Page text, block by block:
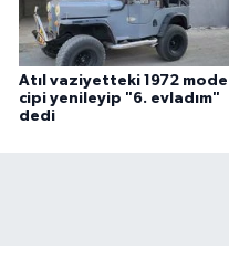
Atıl vaziyetteki 1972 model
cipi yenileyip "6. evladım"
dedi